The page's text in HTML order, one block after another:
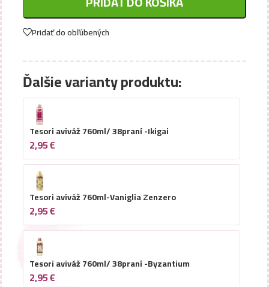
Pridať do obľúbených
Ďalšie varianty produktu:
Tesori aviváž 760ml/ 38praní -Ikigai
2,95€
Tesori aviváž 760ml-Vaniglia Zenzero
2,95€
Tesori aviváž 760ml/ 38praní -Byzantium
2,95€